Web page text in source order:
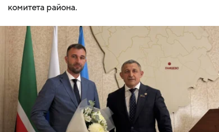
комитета района.